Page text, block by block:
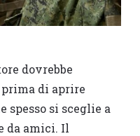
dovrebbe
di aprire
spesso si sceglie a
da amici. Il